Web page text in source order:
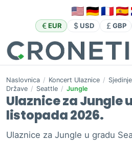
EUR USD GBP
Naslovnica / Koncert Ulaznice /
Države / Seattle / Jungle
Ulaznice za Jungle
listopada 2026.
Ulaznice za Jungle u gradu